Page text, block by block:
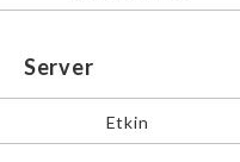
Server
Etkin